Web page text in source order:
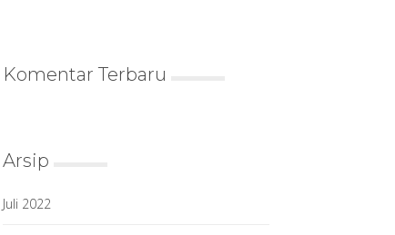
Komentar Terbaru
Arsip
Juli 2022